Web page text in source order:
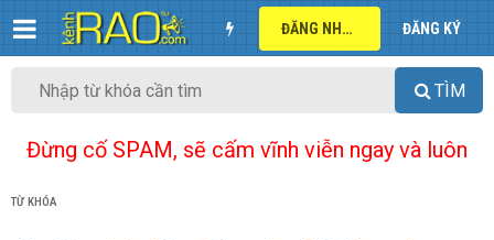
ĐĂNG NHẬP ĐĂNG KÝ
TÌM
Đừng cố SPAM, sẽ cấm vĩnh viễn ngay và luôn
TỪ KHÓA